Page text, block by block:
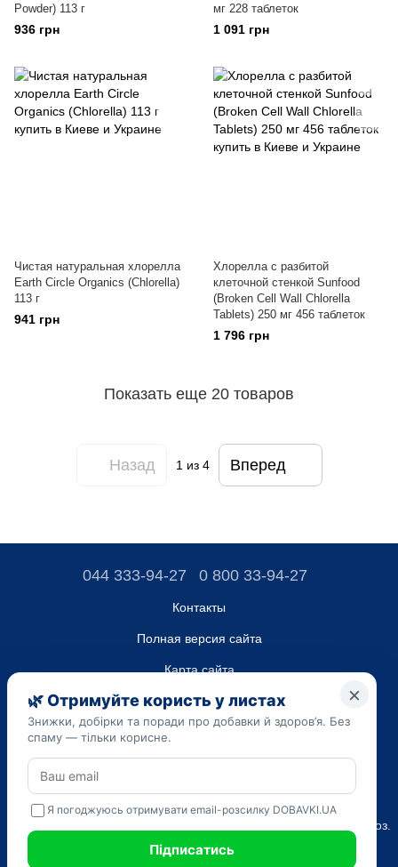
Powder) 113 г
936 грн
мг 228 таблеток
1 091 грн
Чистая натуральная хлорелла
Earth Circle Organics (Chlorella)
113 г
941 грн
Хлорелла с разбитой
клеточной стенкой Sunfood
(Broken Cell Wall Chlorella
Tablets) 250 мг 456 таблеток
1 796 грн
Показать еще 20 товаров
Назад 1 из 4 Вперед
044 333-94-27 0 800 33-94-27
Контакты
Полная версия сайта
Карта сайта
ТОВ “ДО ЮА”,
Код ЄДРПОУ 45223262
Дата регистрации 14.09.2023
Приведенная на сайте dobavki.ua информация носит
исключительно ознакомительный характер. Не используйте
нашу информацию для диагностики и лечения. Только ваш
Лечащий врач может назначать препараты и составлять диагноз.
САМОЛЕЧЕНИЕ МОЖЕТ БЫТЬ ВРЕДНЫМ ДЛЯ ВАШЕГО